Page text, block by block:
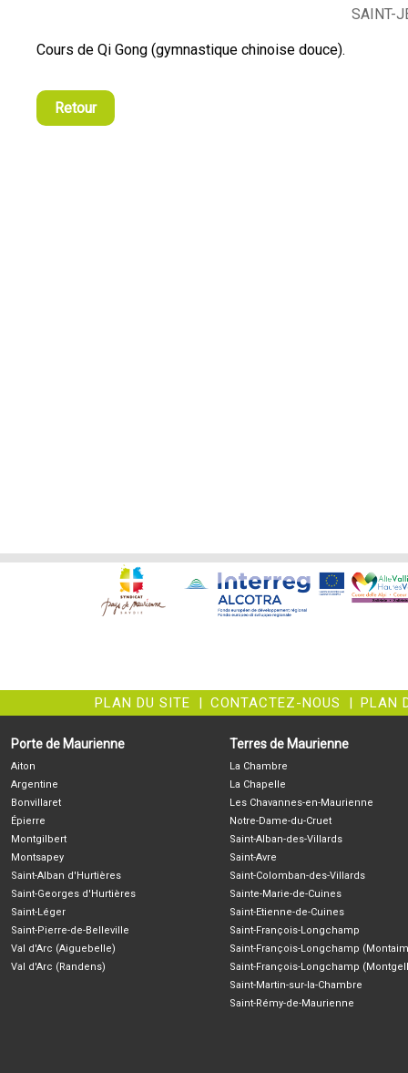
SAINT-
Cours de Qi Gong (gymnastique chinoise douce).
Retour
PLAN DU SITE | CONTACTEZ-NOUS | PLAN
Porte de Maurienne
Aiton
Argentine
Bonvillaret
Épierre
Montgilbert
Montsapey
Saint-Alban d'Hurtières
Saint-Georges d'Hurtières
Saint-Léger
Saint-Pierre-de-Belleville
Val d'Arc (Aiguebelle)
Val d'Arc (Randens)
Terres de Maurienne
La Chambre
La Chapelle
Les Chavannes-en-Maurienne
Notre-Dame-du-Cruet
Saint-Alban-des-Villards
Saint-Avre
Saint-Colomban-des-Villards
Sainte-Marie-de-Cuines
Saint-Etienne-de-Cuines
Saint-François-Longchamp
Saint-François-Longchamp
Saint-François-Longchamp
Saint-Martin-sur-la-Chambre
Saint-Rémy-de-Maurienne